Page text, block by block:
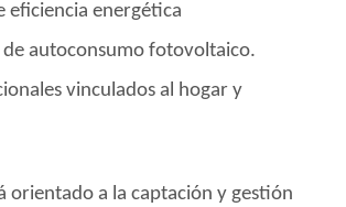
eficiencia energética
de autoconsumo fotovoltaico.
vinculados al hogar y
orientado a la captación y gestión